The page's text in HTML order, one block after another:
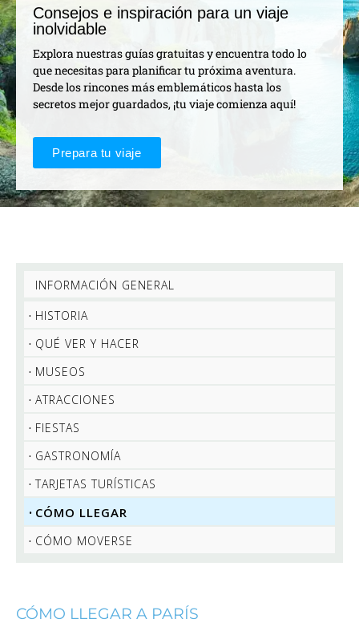
Consejos e inspiración para un viaje
inolvidable
Explora nuestras guías gratuitas y encuentra todo lo
que necesitas para planificar tu próxima aventura.
Desde los rincones más emblemáticos hasta los
secretos mejor guardados, ¡tu viaje comienza aquí!
Prepara tu viaje
INFORMACIÓN GENERAL
HISTORIA
QUÉ VER Y HACER
MUSEOS
ATRACCIONES
FIESTAS
GASTRONOMÍA
TARJETAS TURÍSTICAS
CÓMO LLEGAR
CÓMO MOVERSE
CÓMO LLEGAR A PARÍS